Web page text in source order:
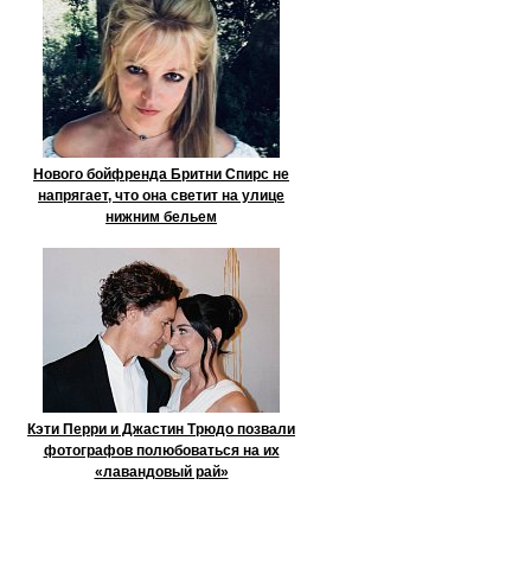
Нового бойфренда Бритни Спирс не
напрягает, что она светит на улице
нижним бельем
Кэти Перри и Джастин Трюдо позвали
фотографов полюбоваться на их
«лавандовый рай»